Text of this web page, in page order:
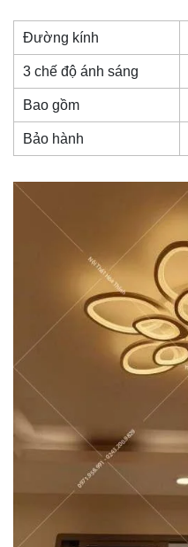
Đường kính
3 chế độ ánh sáng
Bao gồm
Bảo hành